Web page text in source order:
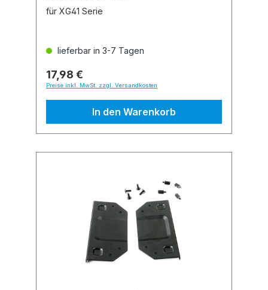
für XG41 Serie
lieferbar in 3-7 Tagen
17,98 €
Preise inkl. MwSt. zzgl. Versandkosten
In den Warenkorb